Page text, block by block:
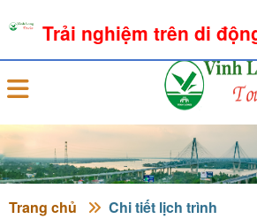
Đăng nhập
Trang chủ Chi tiết lịch trình
Trải nghiệm trên di